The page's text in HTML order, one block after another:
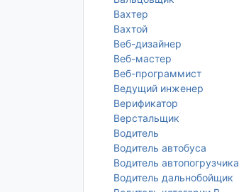
Вахтер
Вахтой
Веб-дизайнер
Веб-мастер
Веб-программист
Ведущий инженер
Верификатор
Верстальщик
Водитель
Водитель автобуса
Водитель автопогрузчика
Водитель дальнобойщик